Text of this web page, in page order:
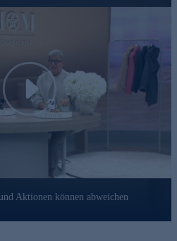
Play
Aktionen können abweichen